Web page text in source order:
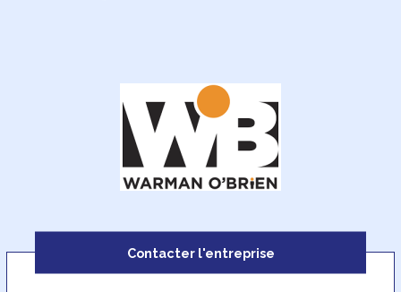
Contacter l'entreprise